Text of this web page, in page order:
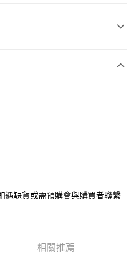
免運費
缺貨或需預購會與購買者聯繫
相關推薦